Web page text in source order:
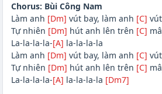
Chorus: Bùi Công Nam
Làm anh [Dm] vút bay, làm anh [C]
Tự nhiên [Dm] hút anh lên trên [C]
La-la-la-la-[A] la-la-la-la
Làm anh [Dm] vút bay, làm anh [C]
Tự nhiên [Dm] hút anh lên trên [C]
La-la-la-la-[A] la-la-la-la [Dm7]